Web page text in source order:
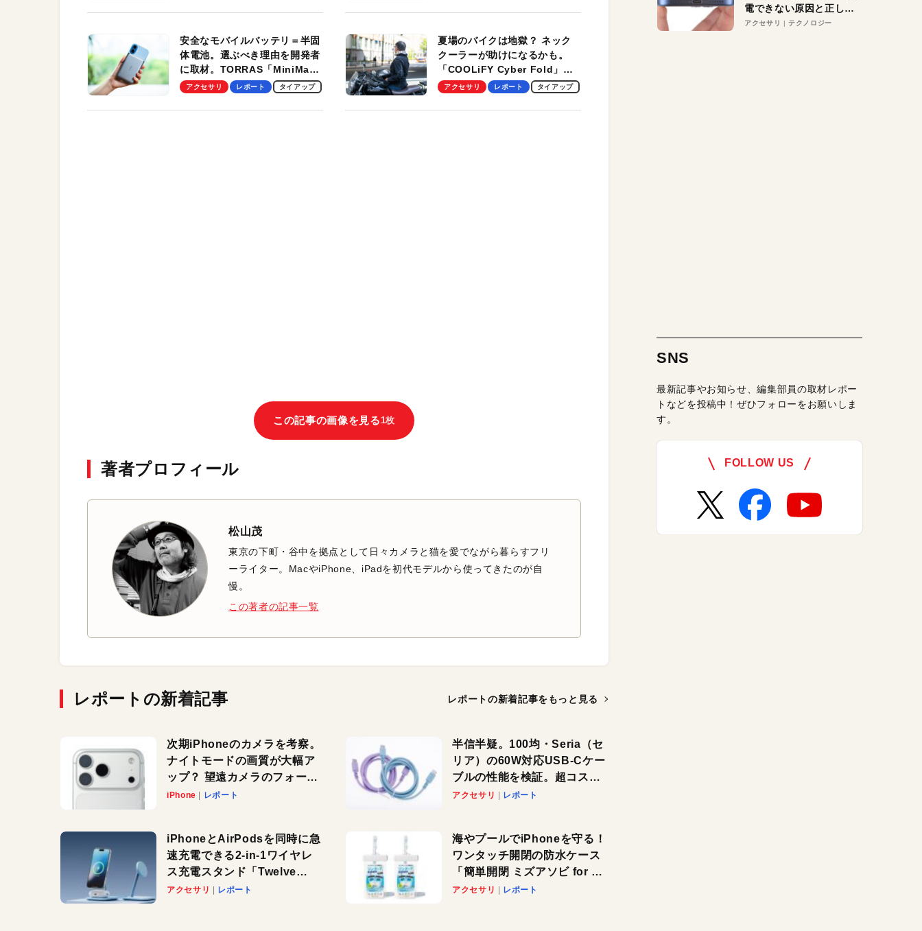
適！
安全なモバイルバッテリ＝半固
体電池。選ぶべき理由を開発者
に取材。TORRAS「MiniMag
Pro」の実機レビューも
アクセサリ レポート タイアップ
夏場のバイクは地獄？ ネック
クーラーが助けになるかも。
「COOLiFY Cyber Fold」レ
ビュー。冷却の速さ、密着する
性がグッド！
アクセサリ レポート タイアップ
この記事の画像を見る1枚
著者プロフィール
松山茂
東京の下町・谷中を拠点として日々カメラと猫を愛でながら暮らすフリ
ーライター。MacやiPhone、iPadを初代モデルから使ってきたのが自
慢。
この著者の記事一覧
レポートの新着記事 レポートの新着記事をもっと見る
次期iPhoneのカメラを考察。
ナイトモードの画質が大幅ア
ップ？ 望遠カメラのフォーカ
スがさらにシャープに？
iPhone レポート
半信半疑。100均・Seria（セ
リア）の60W対応USB-Cケー
ブルの性能を検証。超コスパ
の1本を発見か？
アクセサリ レポート
iPhoneとAirPodsを同時に急
速充電できる2-in-1ワイヤレ
ス充電スタンド「Twelve
South HiRise 2 Deluxe」が
アクセサリ レポート
海やプールでiPhoneを守る！
ワンタッチ開閉の防水ケース
「簡単開閉 ミズアソビ for ス
マホ」で夏のレジャーを満喫
アクセサリ レポート
電できない原因と正しい
対策
アクセサリ テクノロジー
SNS
最新記事やお知らせ、編集部員の取材レポー
トなどを投稿中！ぜひフォローをお願いしま
す。
FOLLOW US